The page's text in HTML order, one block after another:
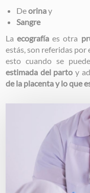
Deorinay
Sangre
Laecografíaes otra
estás, son referidas
esto cuando se puede
estimada del parto y
de la placenta y lo que